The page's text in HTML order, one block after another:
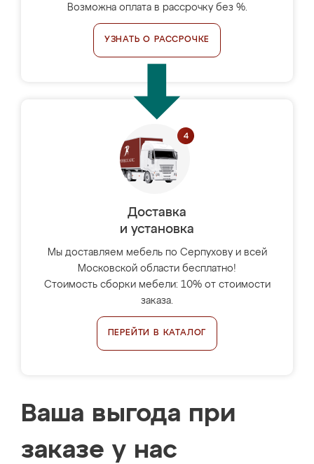
Возможна оплата в рассрочку без %.
УЗНАТЬ О РАССРОЧКЕ
Доставка
и установка
Мы доставляем мебель по Серпухову и всей
Московской области бесплатно!
Стоимость сборки мебели: 10% от стоимости
заказа.
ПЕРЕЙТИ В КАТАЛОГ
Ваша выгода при
заказе у нас